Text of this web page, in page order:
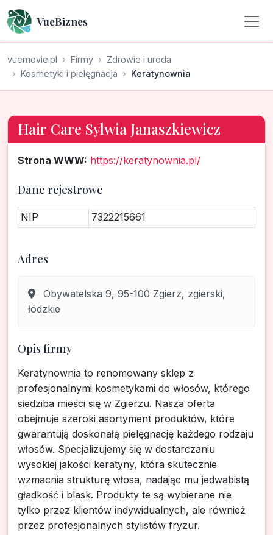
VueBiznes
vuemovie.pl Firmy
Zdrowie i uroda
Kosmetyki i pielęgnacja
Keratynownia
Hair Care Sylwia Janaszkiewicz
Strona WWW: https://keratynownia.pl/
Dane rejestrowe
NIP 7322215661
Adres
Obywatelska 9, 95-100 Zgierz, zgierski,
łódzkie
Opis firmy
Keratynownia to renomowany sklep z
profesjonalnymi kosmetykami do włosów, którego
siedziba mieści się w Zgierzu. Nasza oferta
obejmuje szeroki asortyment produktów, które
gwarantują doskonałą pielęgnację każdego rodzaju
włosów. Specjalizujemy się w dostarczaniu
wysokiej jakości keratyny, która skutecznie
wzmacnia strukturę włosa, nadając mu jedwabistą
gładkość i blask. Produkty te są wybierane nie
tylko przez klientów indywidualnych, ale również
przez profesjonalnych stylistów fryzur.